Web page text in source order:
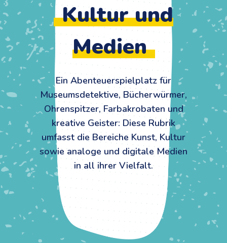
Kultur und
Medien
Ein Abenteuerspielplatz für
Museumsdetektive, Bücherwürmer,
Ohrenspitzer, Farbakrobaten und
kreative Geister: Diese Rubrik
umfasst die Bereiche Kunst, Kultur
sowie analoge und digitale Medien
in all ihrer Vielfalt.